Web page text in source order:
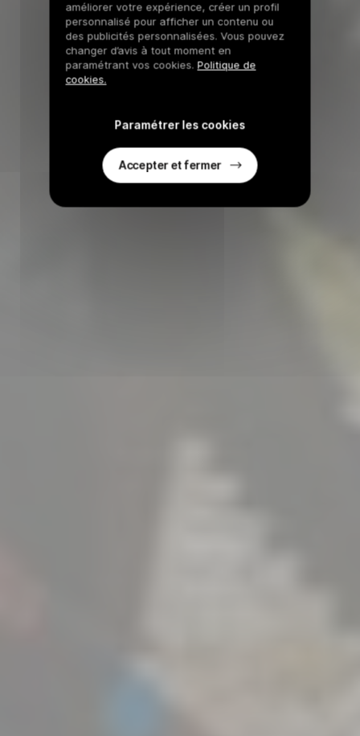
améliorer votre expérience, créer un profil
personnalisé pour afficher un contenu ou
des publicités personnalisées. Vous pouvez
changer d’avis à tout moment en
paramétrant vos cookies. Politique de
cookies.
Paramétrer les cookies
Accepter et fermer